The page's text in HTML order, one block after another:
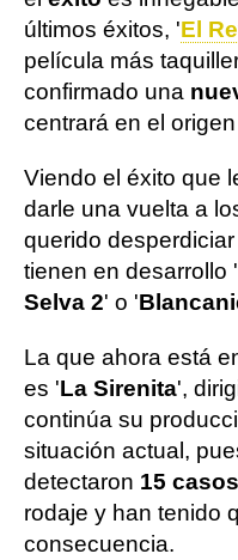
últimos éxitos, 'El
película más
confirmado una
centrará en el
Viendo el éxito que
darle una vuelta a
querido
tienen en desarrollo '
Selva 2' o '
La que ahora está
es 'La Sirenita',
continúa su
situación actual,
detectaron 15
rodaje y han tenido
consecuencia.